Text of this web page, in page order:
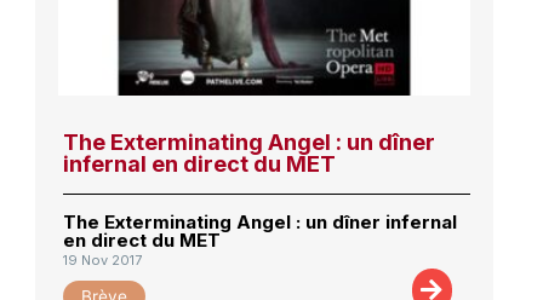
The Exterminating Angel : un dîner
infernal en direct du MET
The Exterminating Angel : un dîner infernal
en direct du MET
19 Nov 2017
Brève